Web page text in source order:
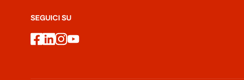
SEGUICI SU
facebook
linkedin
instagram
youtube